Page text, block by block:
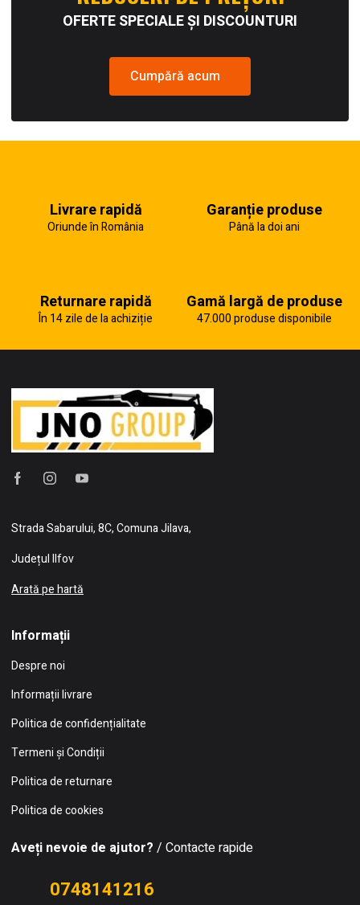
OFERTE SPECIALE ȘI DISCOUNTURI
Cumpără acum
Livrare rapidă
Oriunde în România
Garanție produse
Până la doi ani
Returnare rapidă
În 14 zile de la achiziție
Gamă largă de produse
47.000 produse disponibile
Strada Sabarului, 8C, Comuna Jilava,
Județul Ilfov
Arată pe hartă
Informații
Despre noi
Informații livrare
Politica de confidențialitate
Termeni și Condiții
Politica de returnare
Politica de cookies
Aveți nevoie de ajutor? / Contacte rapide
0748141216